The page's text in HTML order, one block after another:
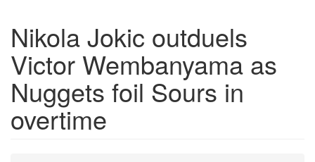
Nikola Jokic outduels
Victor Wembanyama as
Nuggets foil Sours in
overtime